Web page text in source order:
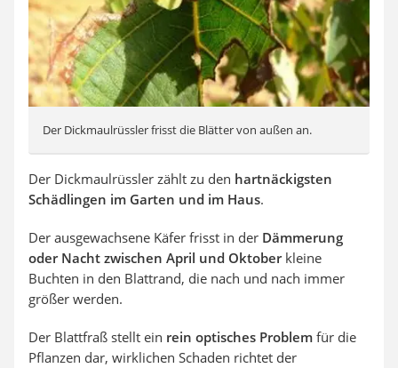
Der Dickmaulrüssler frisst die Blätter von außen an.
Der Dickmaulrüssler zählt zu den hartnäckigsten
Schädlingen im Garten und im Haus.
Der ausgewachsene Käfer frisst in der Dämmerung
oder Nacht zwischen April und Oktoberkleine
Buchten in den Blattrand, die nach und nach immer
größer werden.
Der Blattfraß stellt ein rein optisches Problem für die
Pflanzen dar, wirklichen Schaden richtet der